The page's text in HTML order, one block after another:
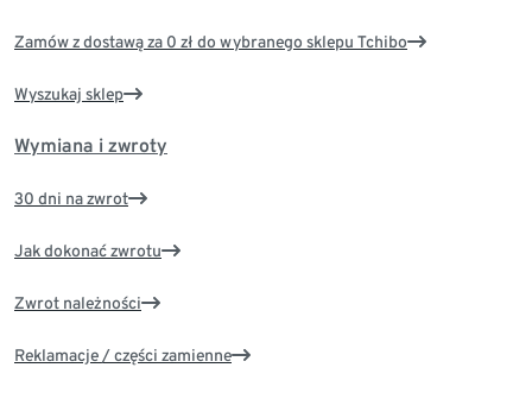
Zamów z dostawą za 0 zł do wybranego sklepu Tchibo
Wyszukaj sklep
Wymiana i zwroty
30 dni na zwrot
Jak dokonać zwrotu
Zwrot należności
Reklamacje / części zamienne